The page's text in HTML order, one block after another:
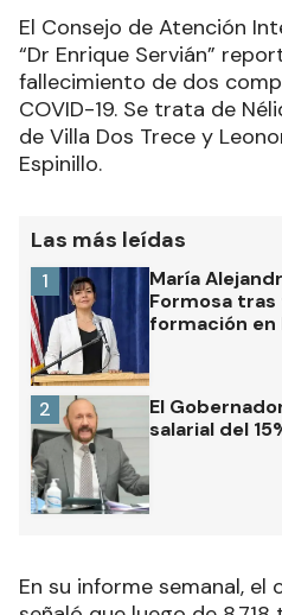
El Consejo de Atención
“Dr Enrique Servián”
fallecimiento de dos
COVID-19. Se trata de
de Villa Dos Trece y
Espinillo.
Las más leídas
María
Formosa
formación en
1
El
salarial del
2
En su informe semanal, el